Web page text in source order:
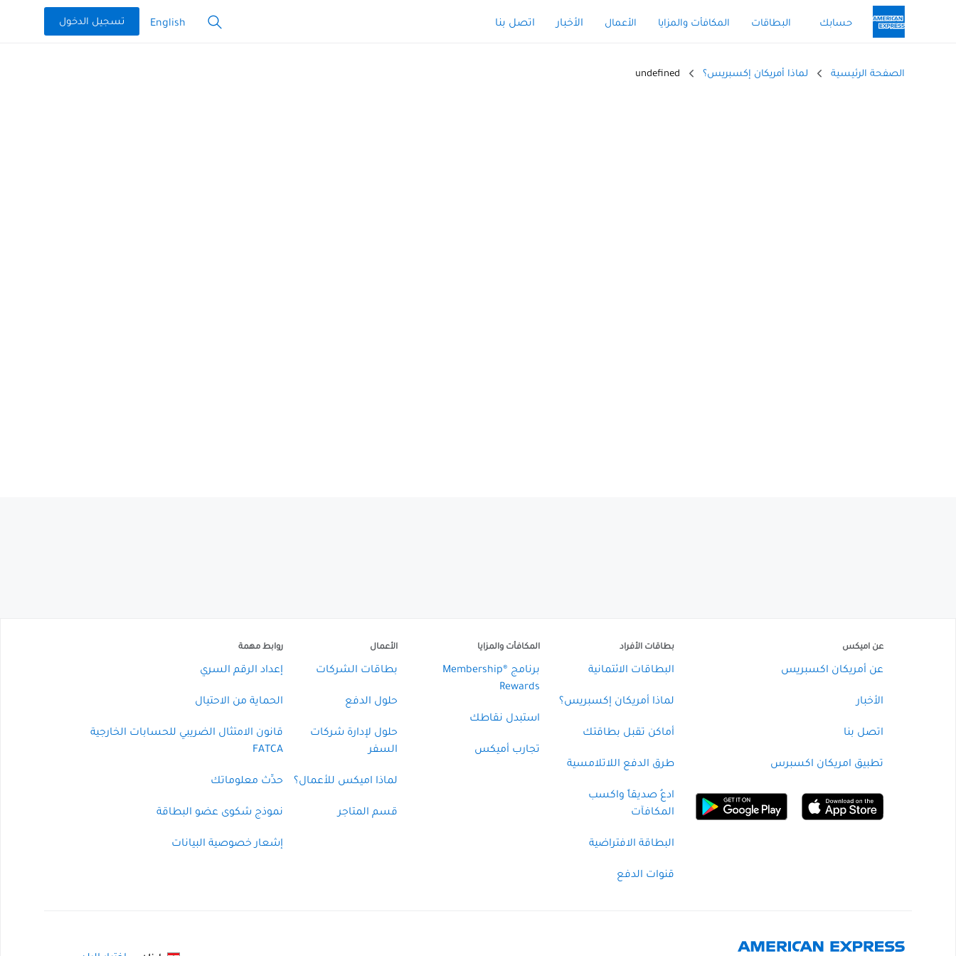
حسابك البطاقات المكافأت والمزايا الأعمال الأخبار اتصل بنا English تسجيل الدخول
الصفحة الرئيسية لماذا أمريكان إكسبريس؟ undefined
عن اميكس
عن أمريكان اكسبريس
الأخبار
اتصل بنا
تطبيق امريكان اكسبرس
بطاقات الأفراد
البطاقات الائتمانية
لماذا أمريكان إكسبريس؟
أماكن تقبل بطاقتك
طرق الدفع اللاتلامسية
ادعُ صديقاً واكسب
المكافآت
البطاقة الافتراضية
قنوات الدفع
المكافأت والمزايا
برنامج ®Membership
Rewards
استبدل نقاطك
تجارب أميكس
الأعمال
بطاقات الشركات
حلول الدفع
حلول لإدارة شركات
السفر
لماذا اميكس للأعمال؟
قسم المتاجر
روابط مهمة
إعداد الرقم السري
الحماية من الاحتيال
قانون الامتثال الضريبي للحسابات الخارجية
FATCA
حدِّث معلوماتك
نموذج شكوى عضو البطاقة
إشعار خصوصية البيانات